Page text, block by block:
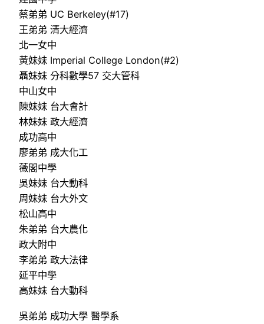
蔡弟弟 UC Berkeley(#17)
王弟弟 清大經濟
北一女中
黃妹妹 Imperial College London(#2)
聶妹妹 分科數學57 交大管科
中山女中
陳妹妹 台大會計
林妹妹 政大經濟
成功高中
廖弟弟 成大化工
薇閣中學
吳妹妹 台大動科
周妹妹 台大外文
松山高中
朱弟弟 台大農化
政大附中
李弟弟 政大法律
延平中學
高妹妹 台大動科
吳弟弟 成功大學 醫學系